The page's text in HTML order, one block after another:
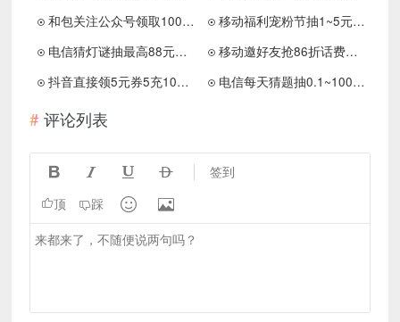
和包关注公众号领取100积分
移动福利宠粉节抽1~5元话费
电信猜灯谜抽最高88元话费
移动邀好友抢86折话费充值券
抖音直接领5元券5充10元话费
电信每天猜题抽0.1~100元话费
评论列表
    签到
顶 踩  